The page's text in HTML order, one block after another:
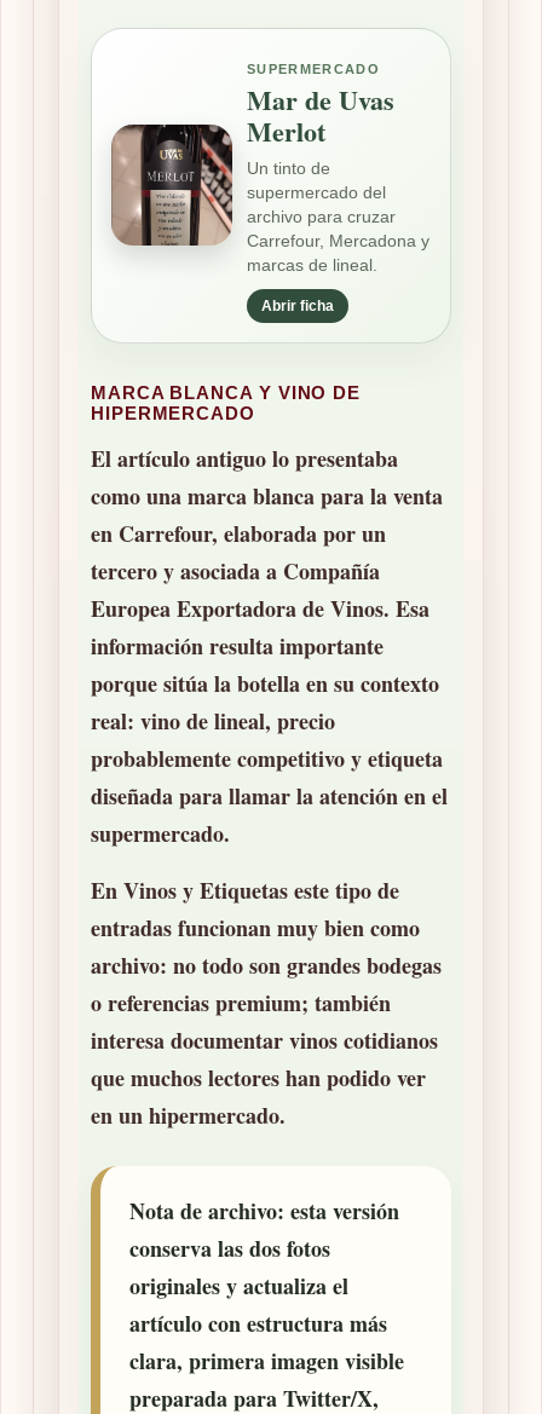
SUPERMERCADO
Mar de Uvas
Merlot
Un tinto de
supermercado del
archivo para cruzar
Carrefour, Mercadona y
marcas de lineal.
Abrir ficha
MARCA BLANCA Y VINO DE
HIPERMERCADO
El artículo antiguo lo presentaba
como una marca blanca para la venta
en Carrefour, elaborada por un
tercero y asociada a Compañía
Europea Exportadora de Vinos. Esa
información resulta importante
porque sitúa la botella en su contexto
real: vino de lineal, precio
probablemente competitivo y etiqueta
diseñada para llamar la atención en el
supermercado.
En Vinos y Etiquetas este tipo de
entradas funcionan muy bien como
archivo: no todo son grandes bodegas
o referencias premium; también
interesa documentar vinos cotidianos
que muchos lectores han podido ver
en un hipermercado.
Nota de archivo: esta versión
conserva las dos fotos
originales y actualiza el
artículo con estructura más
clara, primera imagen visible
preparada para Twitter/X,